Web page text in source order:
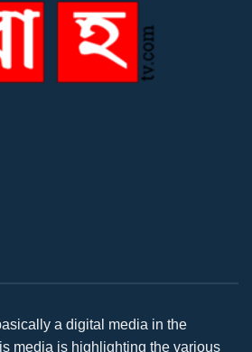
a digital media in the
media is highlighting the various